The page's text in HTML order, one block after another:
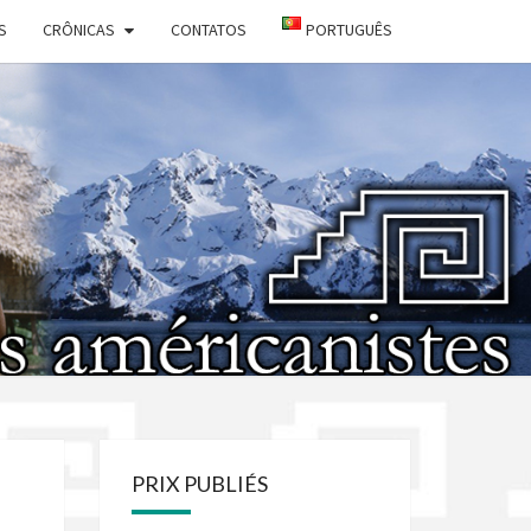
CRÔNICAS CONTATOS PORTUGUÊS
DES
PRIX PUBLIÉS